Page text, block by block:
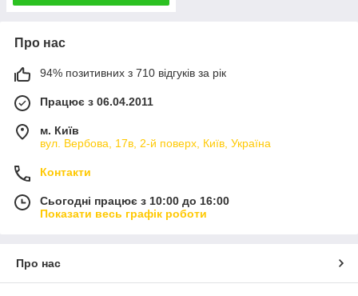
Про нас
94% позитивних з 710 відгуків за рік
Працює з 06.04.2011
м. Київ
вул. Вербова, 17в, 2-й поверх, Київ, Україна
Контакти
Сьогодні працює з 10:00 до 16:00
Показати весь графік роботи
Про нас